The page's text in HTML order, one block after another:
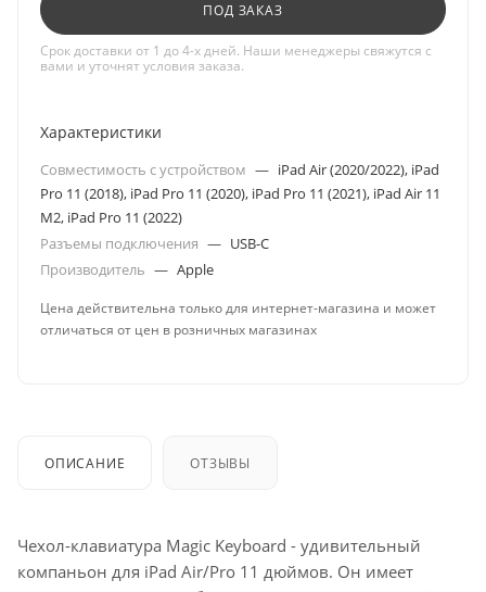
ПОД ЗАКАЗ
Срок доставки от 1 до 4-х дней. Наши менеджеры свяжутся с
вами и уточнят условия заказа.
Характеристики
Совместимость с устройством — iPad Air (2020/2022), iPad
Pro 11 (2018), iPad Pro 11 (2020), iPad Pro 11 (2021), iPad Air 11
M2, iPad Pro 11 (2022)
Разъемы подключения — USB-C
Производитель — Apple
Цена действительна только для интернет-магазина и может
отличаться от цен в розничных магазинах
ОПИСАНИЕ ОТЗЫВЫ
Чехол-клавиатура Magic Keyboard - удивительный
компаньон для iPad Air/Pro 11 дюймов. Он имеет